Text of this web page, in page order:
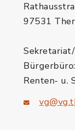
97531
Renten- u.